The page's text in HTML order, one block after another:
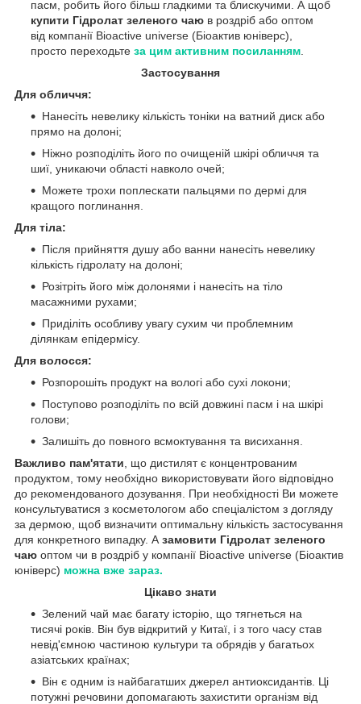
пасм, робить його більш гладкими та блискучими. А щоб
купити Гідролат зеленого чаю в роздріб або оптом
від компанії Bioactive universe (Біоактив юніверс),
просто переходьте за цим активним посиланням
Застосування
Для обличчя:
Нанесіть невелику кількість тоніки на ватний диск або
прямо на долоні;
Ніжно розподіліть його по очищеній шкірі обличчя та
шиї, уникаючи області навколо очей;
Можете трохи поплескати пальцями по дермі для
кращого поглинання.
Для тіла:
Після прийняття душу або ванни нанесіть невелику
кількість гідролату на долоні;
Розітріть його між долонями і нанесіть на тіло
масажними рухами;
Приділіть особливу увагу сухим чи проблемним
ділянкам епідермісу.
Для волосся:
Розпорошіть продукт на вологі або сухі локони;
Поступово розподіліть по всій довжині пасм і на шкірі
голови;
Залишіть до повного всмоктування та висихання.
Важливо пам'ятати , що дистилят є концентрованим
продуктом, тому необхідно використовувати його відповідно
до рекомендованого дозування. При необхідності Ви можете
консультуватися з косметологом або спеціалістом з догляду
за дермою, щоб визначити оптимальну кількість застосування
для конкретного випадку. А замовити Гідролат зеленого
чаю оптом чи в роздріб у компанії Bioactive universe (Біоактив
юніверс) можна вже зараз.
Цікаво знати
Зелений чай має багату історію, що тягнеться на
тисячі років. Він був відкритий у Китаї, і з того часу став
невід'ємною частиною культури та обрядів у багатьох
азіатських країнах;
Він є одним із найбагатших джерел антиоксидантів. Ці
потужні речовини допомагають захистити організм від